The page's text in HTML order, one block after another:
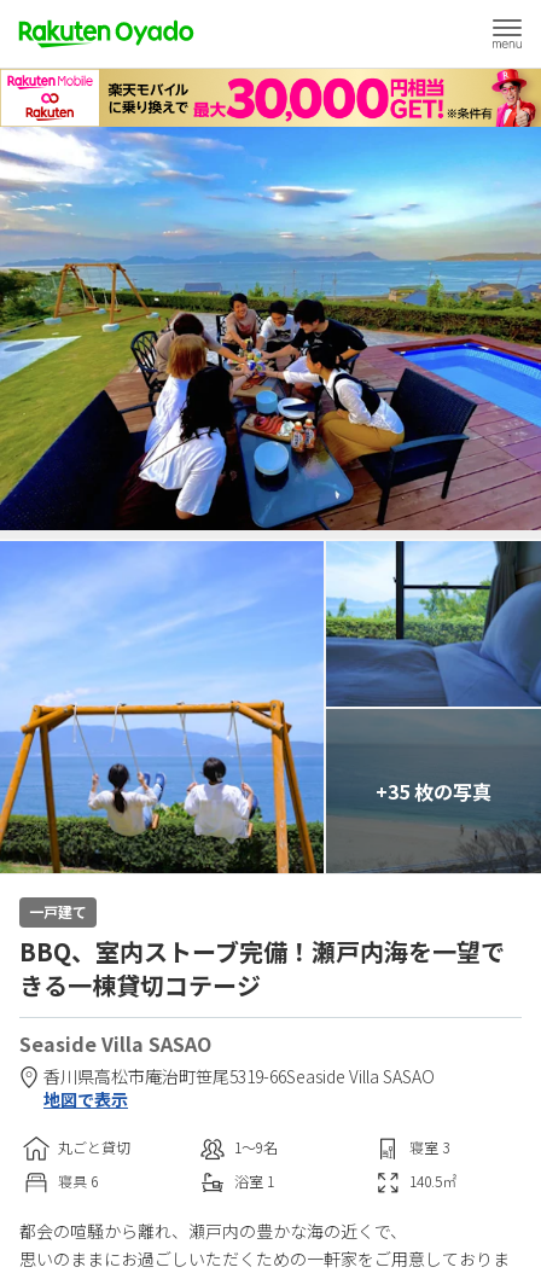
+35 枚の写真
一戸建て
BBQ、室内ストーブ完備！瀬戸内海を一望で
きる一棟貸切コテージ
Seaside Villa SASAO
香川県高松市庵治町笹尾5319-66Seaside Villa SASAO
地図で表示
丸ごと貸切 1〜9名 寝室 3
寝具 6 浴室 1 140.5㎡
都会の喧騒から離れ、瀬戸内の豊かな海の近くで、
思いのままにお過ごしいただくための一軒家をご用意しておりま